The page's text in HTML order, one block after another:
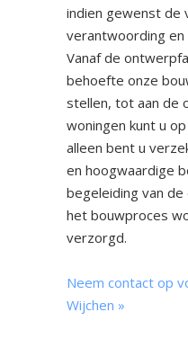
indien gewenst de
verantwoording en
Vanaf de
behoefte onze
stellen, tot aan de
woningen kunt u
alleen bent u
en hoogwaardige
begeleiding van
het bouwproces
verzorgd.
Neem contact op
Wijchen »